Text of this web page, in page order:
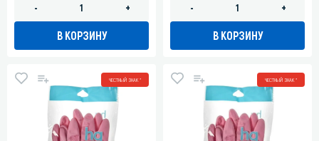
- +
В КОРЗИНУ
- +
В КОРЗИНУ
ЧЕСТНЫЙ ЗНАК * ЧЕСТНЫЙ ЗНАК *